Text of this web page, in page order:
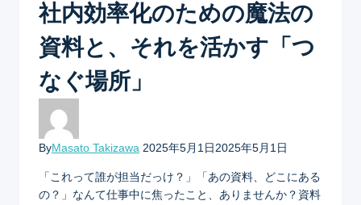
社内効率化のための魔法の
資料と、それを活かす「つ
なぐ場所」
ByMasato Takizawa 2025年5月1日2025年5月1日
「これって誰が担当だっけ？」「あの資料、どこにある
の？」なんて仕事中に焦ったこと、ありませんか？資料